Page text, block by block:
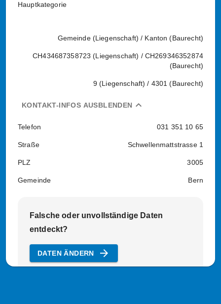
Hauptkategorie
Gemeinde (Liegenschaft) / Kanton (Baurecht)
CH434687358723 (Liegenschaft) / CH269346352874
(Baurecht)
9 (Liegenschaft) / 4301 (Baurecht)
expand_less
KONTAKT-INFOS AUSBLENDEN
Telefon 031 351 10 65
Straße Schwellenmattstrasse 1
PLZ 3005
Gemeinde Bern
Falsche oder unvollständige Daten
entdeckt?
arrow_forward
DATEN ÄNDERN